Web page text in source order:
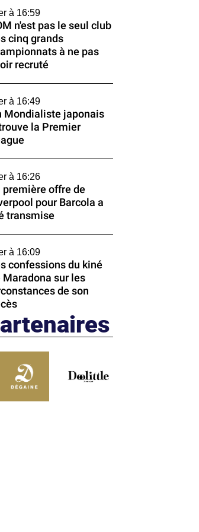
à 16:59
n'est pas le seul club
cinq grands
à ne pas
recruté
à 16:49
Mondialiste japonais
la Premier
à 16:26
première offre de
pour Barcola a
transmise
à 16:09
confessions du kiné
Maradona sur les
de son